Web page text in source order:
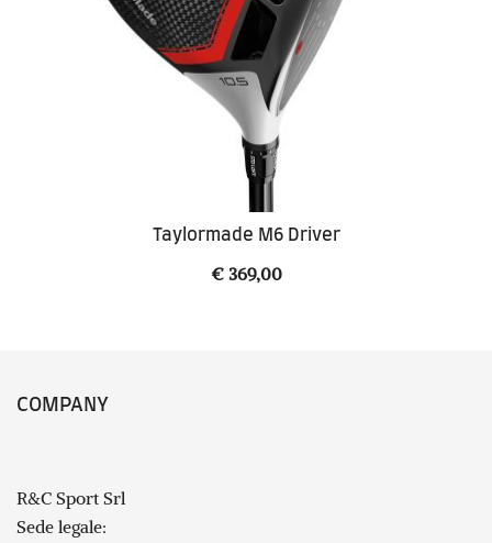
Taylormade M6 Driver
€369,00
COMPANY
R&C Sport Srl
Sede legale: